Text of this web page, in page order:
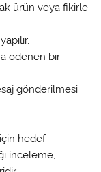
ürün veya fikirle
ödenen bir
gönderilmesi
hedef
inceleme,